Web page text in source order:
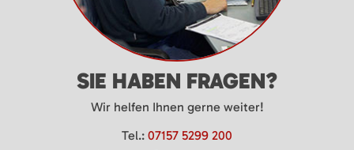
SIE HABEN FRAGEN?
Wir helfen Ihnen gerne weiter!
Tel.: 07157 5299 200